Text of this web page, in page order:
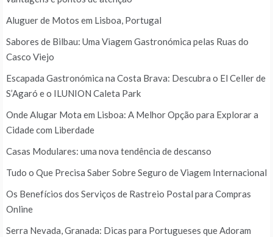
Aluguer de Motos em Lisboa, Portugal
Sabores de Bilbau: Uma Viagem Gastronómica pelas Ruas do
Casco Viejo
Escapada Gastronómica na Costa Brava: Descubra o El Celler de
S’Agaró e o ILUNION Caleta Park
Onde Alugar Mota em Lisboa: A Melhor Opção para Explorar a
Cidade com Liberdade
Casas Modulares: uma nova tendência de descanso
Tudo o Que Precisa Saber Sobre Seguro de Viagem Internacional
Os Benefícios dos Serviços de Rastreio Postal para Compras
Online
Serra Nevada, Granada: Dicas para Portugueses que Adoram